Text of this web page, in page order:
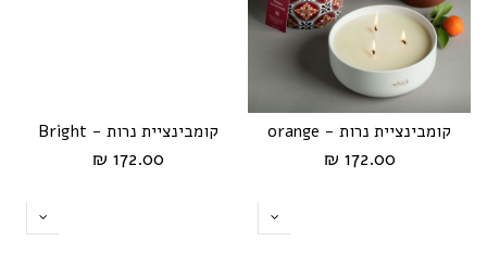
קומבינציית נרות - orange
172.00 ₪
קומבינציית נרות - Bright
172.00 ₪